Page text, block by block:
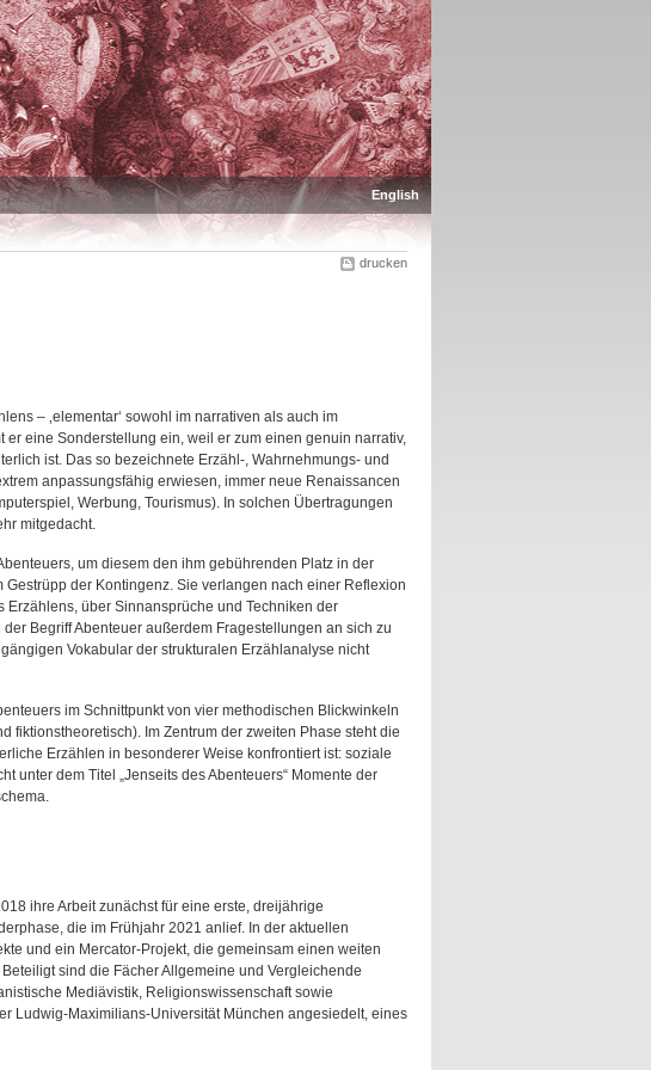
English
drucken
– ‚elementar‘ sowohl im narrativen als auch im
eine Sonderstellung ein, weil er zum einen genuin narrativ,
ist. Das so bezeichnete Erzähl-, Wahrnehmungs- und
anpassungsfähig erwiesen, immer neue Renaissancen
Werbung, Tourismus). In solchen Übertragungen
mitgedacht.
um diesem den ihm gebührenden Platz in der
der Kontingenz. Sie verlangen nach einer Reflexion
über Sinnansprüche und Techniken der
Begriff Abenteuer außerdem Fragestellungen an sich zu
Vokabular der strukturalen Erzählanalyse nicht
im Schnittpunkt von vier methodischen Blickwinkeln
fiktionstheoretisch). Im Zentrum der zweiten Phase steht die
Erzählen in besonderer Weise konfrontiert ist: soziale
unter dem Titel „Jenseits des Abenteuers“ Momente der
ihre Arbeit zunächst für eine erste, dreijährige
die im Frühjahr 2021 anlief. In der aktuellen
und ein Mercator-Projekt, die gemeinsam einen weiten
sind die Fächer Allgemeine und Vergleichende
Mediävistik, Religionswissenschaft sowie
Ludwig-Maximilians-Universität München angesiedelt, eines